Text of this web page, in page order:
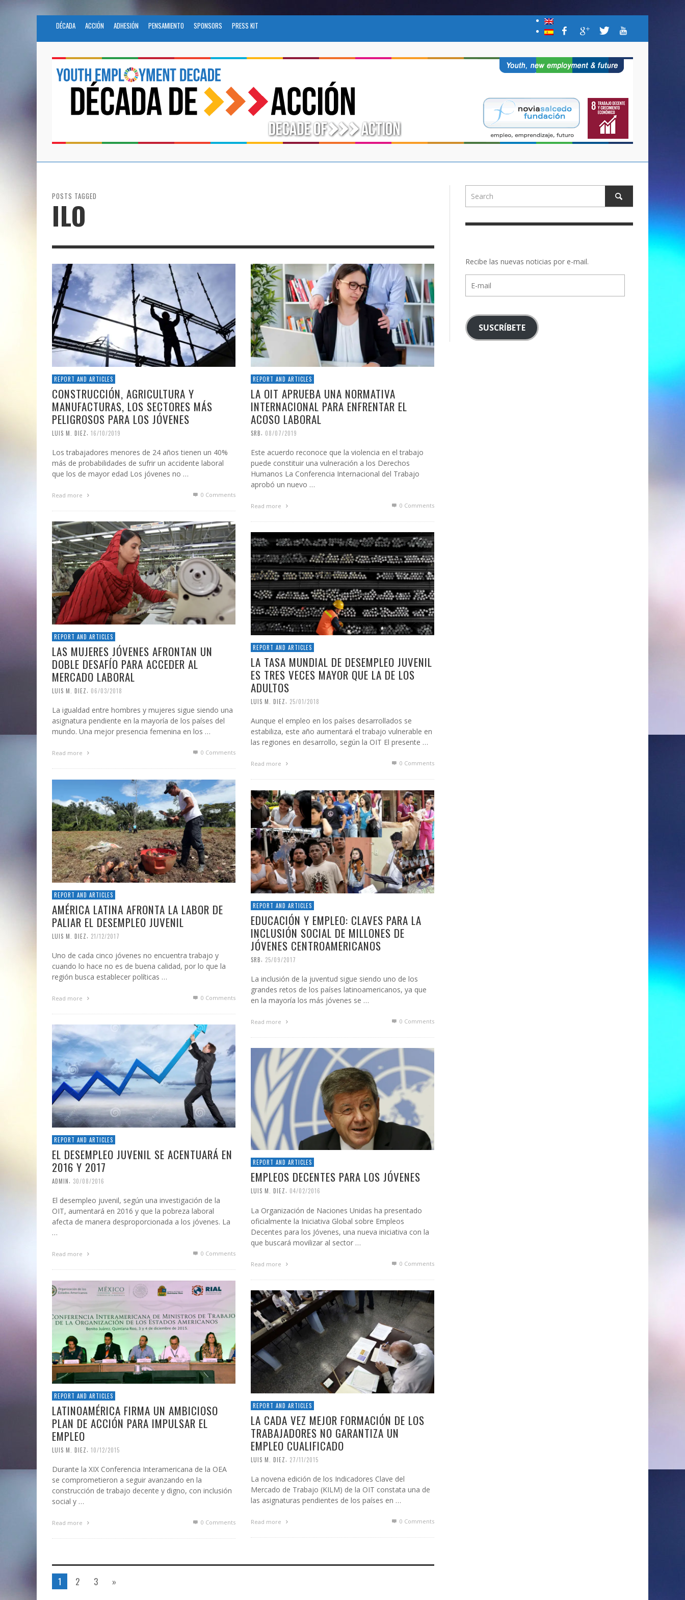
DÉCADA ACCIÓN ADHESIÓN PENSAMIENTO SPONSORS PRESS KIT
POSTS TAGGED
ILO
REPORT AND ARTICLES
CONSTRUCCIÓN, AGRICULTURA Y
MANUFACTURAS, LOS SECTORES MÁS
PELIGROSOS PARA LOS JÓVENES
LUIS M. DIEZ 16/10/2019
Los trabajadores menores de 24 años tienen un 40%
más de probabilidades de sufrir un accidente laboral
que los de mayor edad Los jóvenes no …
Read more 0 Comments
REPORT AND ARTICLES
LA OIT APRUEBA UNA NORMATIVA
INTERNACIONAL PARA ENFRENTAR EL
ACOSO LABORAL
SRB 08/07/2019
Este acuerdo reconoce que la violencia en el trabajo
puede constituir una vulneración a los Derechos
Humanos La Conferencia Internacional del Trabajo
aprobó un nuevo …
Read more 0 Comments
REPORT AND ARTICLES
LAS MUJERES JÓVENES AFRONTAN UN
DOBLE DESAFÍO PARA ACCEDER AL
MERCADO LABORAL
LUIS M. DIEZ 06/03/2018
La igualdad entre hombres y mujeres sigue siendo una
asignatura pendiente en la mayoría de los países del
mundo. Una mejor presencia femenina en los …
Read more 0 Comments
REPORT AND ARTICLES
LA TASA MUNDIAL DE DESEMPLEO JUVENIL
ES TRES VECES MAYOR QUE LA DE LOS
ADULTOS
LUIS M. DIEZ 25/01/2018
Aunque el empleo en los países desarrollados se
estabiliza, este año aumentará el trabajo vulnerable en
las regiones en desarrollo, según la OIT El presente …
Read more 0 Comments
REPORT AND ARTICLES
AMÉRICA LATINA AFRONTA LA LABOR DE
PALIAR EL DESEMPLEO JUVENIL
LUIS M. DIEZ 21/12/2017
Uno de cada cinco jóvenes no encuentra trabajo y
cuando lo hace no es de buena calidad, por lo que la
región busca establecer políticas …
Read more 0 Comments
REPORT AND ARTICLES
EDUCACIÓN Y EMPLEO: CLAVES PARA LA
INCLUSIÓN SOCIAL DE MILLONES DE
JÓVENES CENTROAMERICANOS
SRB 25/09/2017
La inclusión de la juventud sigue siendo uno de los
grandes retos de los países latinoamericanos, ya que
en la mayoría los más jóvenes se …
Read more 0 Comments
REPORT AND ARTICLES
EL DESEMPLEO JUVENIL SE ACENTUARÁ EN
2016 Y 2017
ADMIN 30/08/2016
El desempleo juvenil, según una investigación de la
OIT, aumentará en 2016 y que la pobreza laboral
afecta de manera desproporcionada a los jóvenes. La
…
Read more 0 Comments
REPORT AND ARTICLES
EMPLEOS DECENTES PARA LOS JÓVENES
LUIS M. DIEZ 04/02/2016
La Organización de Naciones Unidas ha presentado
oficialmente la Iniciativa Global sobre Empleos
Decentes para los Jóvenes, una nueva iniciativa con la
que buscará movilizar al sector …
Read more 0 Comments
REPORT AND ARTICLES
LATINOAMÉRICA FIRMA UN AMBICIOSO
PLAN DE ACCIÓN PARA IMPULSAR EL
EMPLEO
LUIS M. DIEZ 10/12/2015
Durante la XIX Conferencia Interamericana de la OEA
se comprometieron a seguir avanzando en la
construcción de trabajo decente y digno, con inclusión
social y …
Read more 0 Comments
REPORT AND ARTICLES
LA CADA VEZ MEJOR FORMACIÓN DE LOS
TRABAJADORES NO GARANTIZA UN
EMPLEO CUALIFICADO
LUIS M. DIEZ 27/11/2015
La novena edición de los Indicadores Clave del
Mercado de Trabajo (KILM) de la OIT constata una de
las asignaturas pendientes de los países en …
Read more 0 Comments
1 2 3 »
Recibe las nuevas noticias por e-mail.
mail
SUSCRÍBETE